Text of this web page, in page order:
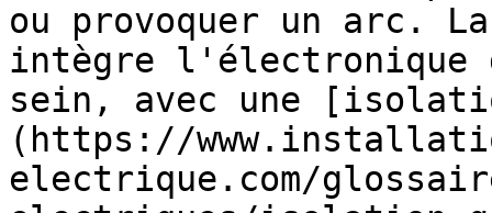
ou provoquer un arc.
intègre l'électronique
sein, avec une
(https://
electrique.com/